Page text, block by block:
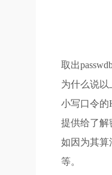
取出
为什么说以
小写口令的
提供给了解
如因为其算
等。